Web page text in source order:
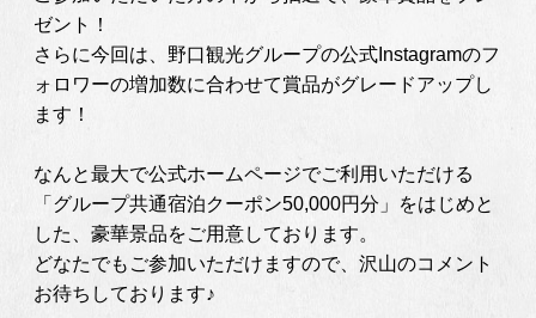
ゼント！
さらに今回は、野口観光グループの公式Instagramのフ
ォロワーの増加数に合わせて賞品がグレードアップし
ます！
なんと最大で公式ホームページでご利用いただける
「グループ共通宿泊クーポン50,000円分」をはじめと
した、豪華景品をご用意しております。
どなたでもご参加いただけますので、沢山のコメント
お待ちしております♪